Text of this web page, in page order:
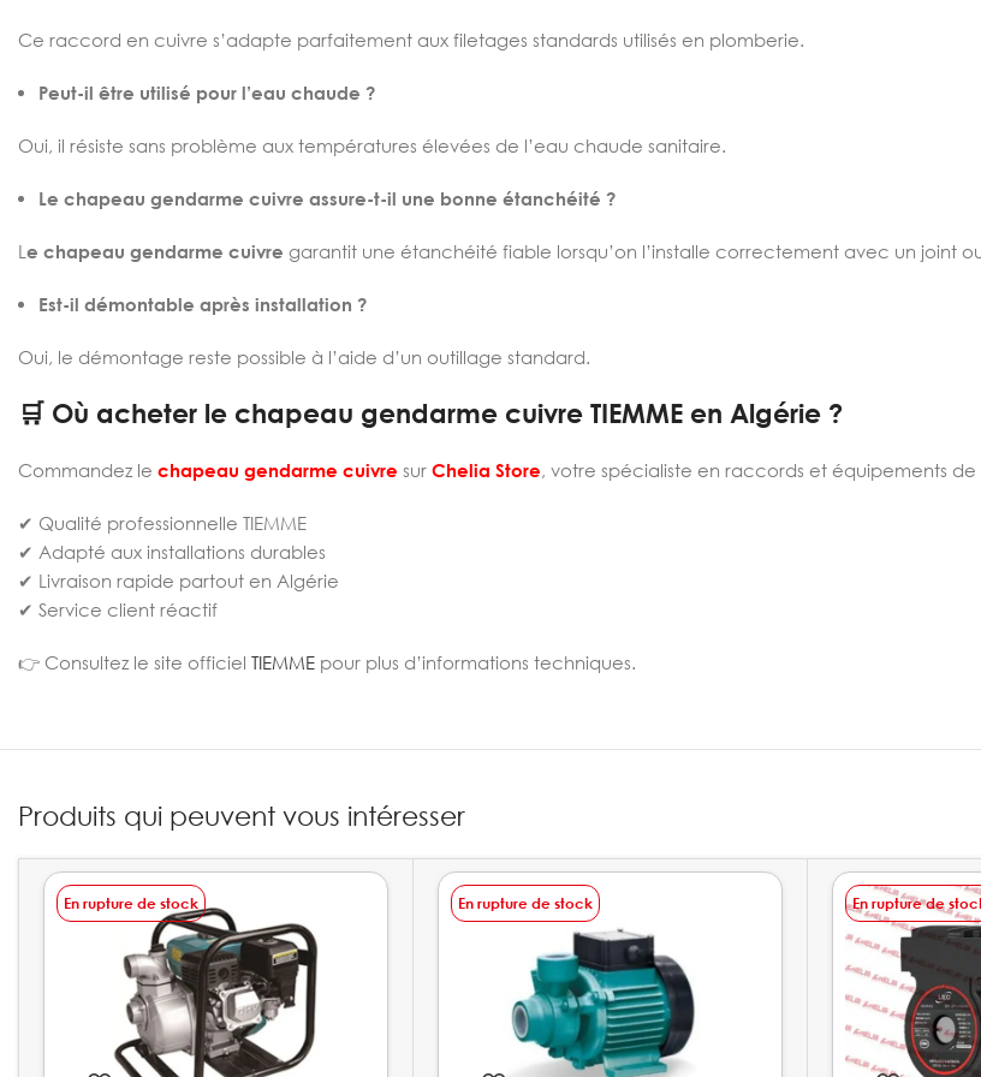
Ce raccord en cuivre s’adapte parfaitement aux filetages standards utilisés en plomberie.
Peut-il être utilisé pour l’eau chaude ?
Oui, il résiste sans problème aux températures élevées de l’eau chaude sanitaire.
Le chapeau gendarme cuivre assure-t-il une bonne étanchéité ?
L e chapeau gendarme cuivre garantit une étanchéité fiable lorsqu’on l’installe correctement avec un joint
Est-il démontable après installation ?
Oui, le démontage reste possible à l’aide d’un outillage standard.
🛒 Où acheter le chapeau gendarme cuivre TIEMME en Algérie ?
Commandez le chapeau gendarme cuivre sur Chelia Store, votre spécialiste en raccords et équipements
✔ Qualité professionnelle TIEMME
✔ Adapté aux installations durables
✔ Livraison rapide partout en Algérie
✔ Service client réactif
👉 Consultez le site officiel TIEMME pour plus d’informations techniques.
Produits qui peuvent vous intéresser
En rupture de stock En rupture de stock En rupture de